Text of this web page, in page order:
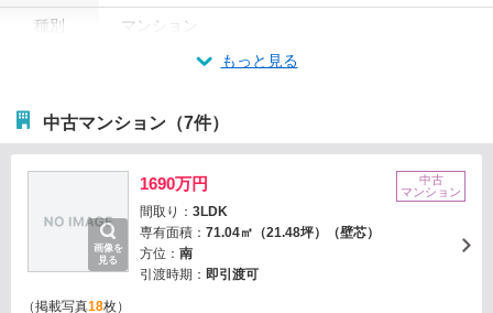
種別
マンション
もっと見る
中古マンション（7件）
画像を
見る
1690万円
間取り： 3LDK
専有面積： 71.04㎡（21.48坪）（壁芯）
方位： 南
引渡時期： 即引渡可
中古
マンション
（掲載写真18枚）